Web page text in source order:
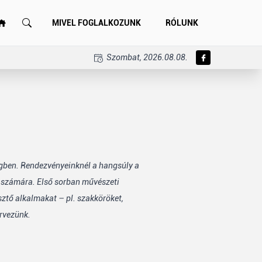
MIVEL FOGLALKOZUNK RÓLUNK
Szombat, 2026.08.08.
Rendezvényeinknél a hangsúly a
Első sorban művészeti
alkalmakat – pl. szakköröket,